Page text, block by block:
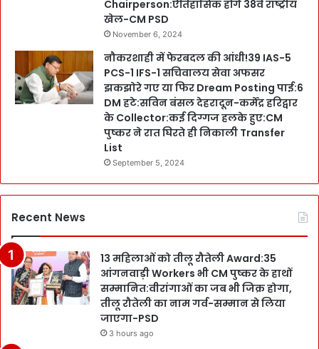
Chairperson:ऐतिहासिक होंगे 38वें राष्ट्रीय
खेल-CM PSD
November 6, 2024
नौकरशाही में फेरबदल की आंधी!39 IAS-5
PCS-1 IFS-1 सचिवालय सेवा अफसर
झकझोरे गए या फिर Dream Posting पाई:6
DM हटे:सविन बंसल देहरादून-कर्मेंद्र हरिद्वार
के Collector:कई दिग्गज हलके हुए:CM
पुष्कर ने रात घिरते ही निकाली Transfer
List
September 5, 2024
Recent News
13 महिलाओं को तीलू रौतेली Award:35
आंगनवाड़ी Workers भी CM पुष्कर के हाथों
सम्मानित:वीरांगाओं का जब भी जिक्र होगा,
तीलू रौतेली का नाम गर्व-सम्मान से लिया
जाएगा-PSD
3 hours ago